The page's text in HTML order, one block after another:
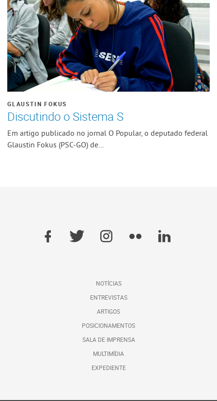
GLAUSTIN FOKUS
Discutindo o Sistema S
Em artigo publicado no jornal O Popular, o deputado federal
Glaustin Fokus (PSC-GO) de...
NOTÍCIAS
ENTREVISTAS
ARTIGOS
POSICIONAMENTOS
SALA DE IMPRENSA
MULTIMÍDIA
EXPEDIENTE